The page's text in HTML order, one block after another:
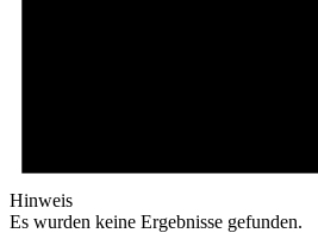
Hinweis
Es wurden keine Ergebnisse gefunden.